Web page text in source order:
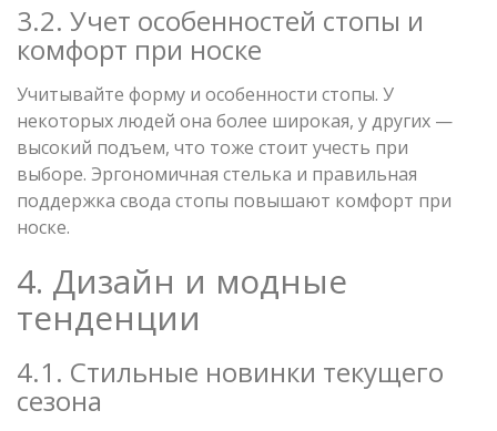
3.2. Учет особенностей стопы и
комфорт при носке
Учитывайте форму и особенности стопы. У
некоторых людей она более широкая, у других —
высокий подъем, что тоже стоит учесть при
выборе. Эргономичная стелька и правильная
поддержка свода стопы повышают комфорт при
носке.
4. Дизайн и модные
тенденции
4.1. Стильные новинки текущего
сезона